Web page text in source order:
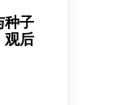
种子
后